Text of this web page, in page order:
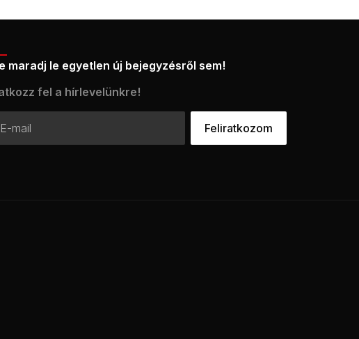
maradj le egyetlen új bejegyzésről sem!
fel a hírlevelünkre!